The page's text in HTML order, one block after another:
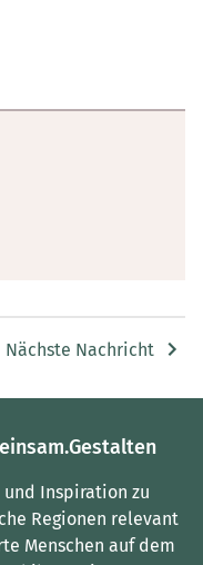
Nächste Nachricht
Inspiration zu
Regionen relevant
Menschen auf dem